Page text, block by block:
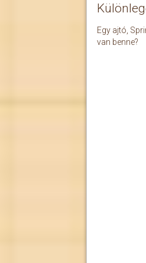
Egy ajtó,
van benne?